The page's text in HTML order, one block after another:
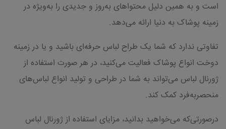
است و به همین دلیل محتواهای به‌روز و جدیدی را به‌ویژه در
زمینه پوشاک به دنیا ارائه می‌دهد.
تفاوتی ندارد که شما یک طراح لباس حرفه‌ای باشید و یا در زمینه
دوخت انواع پوشاک فعالیت می‌کنید، در هر صورت استفاده از
ژورنال لباس می‌تواند به شما در طراحی و تولید انواع لباس‌های
منحصربه‌فرد کمک کند.
درصورتی‌که می‌خواهید بدانید، مزایای استفاده از ژورنال لباس